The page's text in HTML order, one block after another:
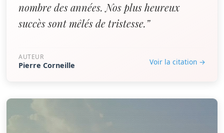
nombre des années. Nos plus heureux
succès sont mêlés de tristesse.”
AUTEUR
Pierre Corneille Voir la citation →